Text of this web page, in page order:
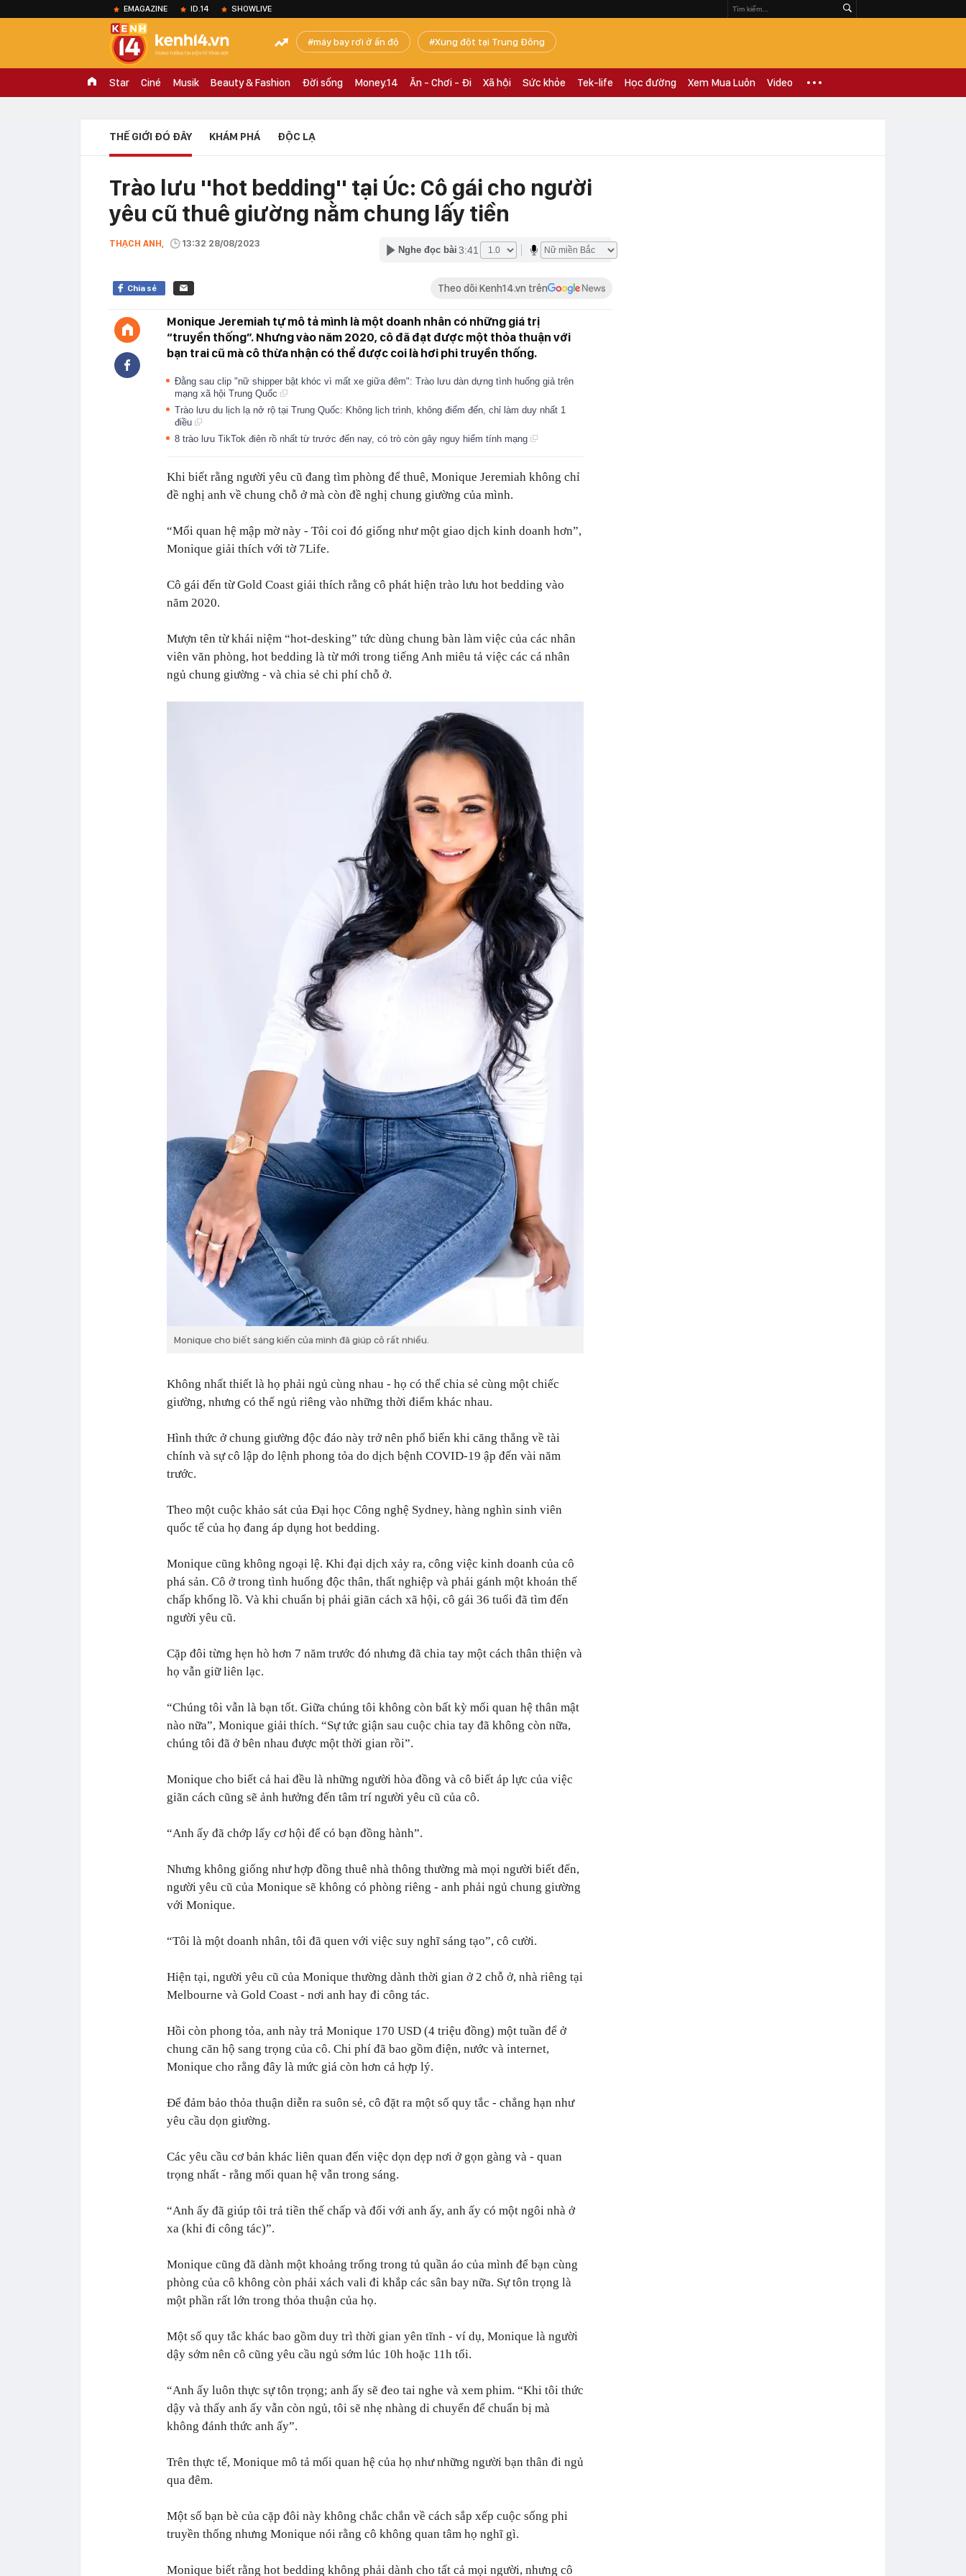
EMAGAZINE ID.14 SHOWLIVE
máy bay rơi ở ấn độ Xung đột tại Trung Đông
Star Ciné Musik Beauty & Fashion Đời sống Money.14 Ăn - Chơi - Đi Xã hội Sức khỏe Tek-life Học đường Xem Mua Luôn Video
THẾ GIỚI ĐÓ ĐÂY KHÁM PHÁ ĐỘC LẠ
Trào lưu ''hot bedding'' tại Úc: Cô gái cho người
yêu cũ thuê giường nằm chung lấy tiền
THẠCH ANH, 13:32 28/08/2023
Nghe đọc bài 3:41
Chia sẻ Theo dõi Kenh14.vn trên
Monique Jeremiah tự mô tả mình là một doanh nhân có những giá trị
“truyền thống”. Nhưng vào năm 2020, cô đã đạt được một thỏa thuận với
bạn trai cũ mà cô thừa nhận có thể được coi là hơi phi truyền thống.
Đằng sau clip "nữ shipper bật khóc vì mất xe giữa đêm": Trào lưu dàn dựng tình huống giả trên
mạng xã hội Trung Quốc
Trào lưu du lịch lạ nở rộ tại Trung Quốc: Không lịch trình, không điểm đến, chỉ làm duy nhất 1
điều
8 trào lưu TikTok điên rồ nhất từ trước đến nay, có trò còn gây nguy hiểm tính mạng
Khi biết rằng người yêu cũ đang tìm phòng để thuê, Monique Jeremiah không chỉ
đề nghị anh về chung chỗ ở mà còn đề nghị chung giường của mình.
“Mối quan hệ mập mờ này - Tôi coi đó giống như một giao dịch kinh doanh hơn”,
Monique giải thích với tờ 7Life.
Cô gái đến từ Gold Coast giải thích rằng cô phát hiện trào lưu hot bedding vào
năm 2020.
Mượn tên từ khái niệm “hot-desking” tức dùng chung bàn làm việc của các nhân
viên văn phòng, hot bedding là từ mới trong tiếng Anh miêu tả việc các cá nhân
ngủ chung giường - và chia sẻ chi phí chỗ ở.
Monique cho biết sáng kiến của mình đã giúp cô rất nhiều.
Không nhất thiết là họ phải ngủ cùng nhau - họ có thể chia sẻ cùng một chiếc
giường, nhưng có thể ngủ riêng vào những thời điểm khác nhau.
Hình thức ở chung giường độc đáo này trở nên phổ biến khi căng thẳng về tài
chính và sự cô lập do lệnh phong tỏa do dịch bệnh COVID-19 ập đến vài năm
trước.
Theo một cuộc khảo sát của Đại học Công nghệ Sydney, hàng nghìn sinh viên
quốc tế của họ đang áp dụng hot bedding.
Monique cũng không ngoại lệ. Khi đại dịch xảy ra, công việc kinh doanh của cô
phá sản. Cô ở trong tình huống độc thân, thất nghiệp và phải gánh một khoản thế
chấp khổng lồ. Và khi chuẩn bị phải giãn cách xã hội, cô gái 36 tuổi đã tìm đến
người yêu cũ.
Cặp đôi từng hẹn hò hơn 7 năm trước đó nhưng đã chia tay một cách thân thiện và
họ vẫn giữ liên lạc.
“Chúng tôi vẫn là bạn tốt. Giữa chúng tôi không còn bất kỳ mối quan hệ thân mật
nào nữa”, Monique giải thích. “Sự tức giận sau cuộc chia tay đã không còn nữa,
chúng tôi đã ở bên nhau được một thời gian rồi”.
Monique cho biết cả hai đều là những người hòa đồng và cô biết áp lực của việc
giãn cách cũng sẽ ảnh hưởng đến tâm trí người yêu cũ của cô.
“Anh ấy đã chớp lấy cơ hội để có bạn đồng hành”.
Nhưng không giống như hợp đồng thuê nhà thông thường mà mọi người biết đến,
người yêu cũ của Monique sẽ không có phòng riêng - anh phải ngủ chung giường
với Monique.
“Tôi là một doanh nhân, tôi đã quen với việc suy nghĩ sáng tạo”, cô cười.
Hiện tại, người yêu cũ của Monique thường dành thời gian ở 2 chỗ ở, nhà riêng tại
Melbourne và Gold Coast - nơi anh hay đi công tác.
Hồi còn phong tỏa, anh này trả Monique 170 USD (4 triệu đồng) một tuần để ở
chung căn hộ sang trọng của cô. Chi phí đã bao gồm điện, nước và internet,
Monique cho rằng đây là mức giá còn hơn cả hợp lý.
Để đảm bảo thỏa thuận diễn ra suôn sẻ, cô đặt ra một số quy tắc - chẳng hạn như
yêu cầu dọn giường.
Các yêu cầu cơ bản khác liên quan đến việc dọn dẹp nơi ở gọn gàng và - quan
trọng nhất - rằng mối quan hệ vẫn trong sáng.
“Anh ấy đã giúp tôi trả tiền thế chấp và đối với anh ấy, anh ấy có một ngôi nhà ở
xa (khi đi công tác)”.
Monique cũng đã dành một khoảng trống trong tủ quần áo của mình để bạn cùng
phòng của cô không còn phải xách vali đi khắp các sân bay nữa. Sự tôn trọng là
một phần rất lớn trong thỏa thuận của họ.
Một số quy tắc khác bao gồm duy trì thời gian yên tĩnh - ví dụ, Monique là người
dậy sớm nên cô cũng yêu cầu ngủ sớm lúc 10h hoặc 11h tối.
“Anh ấy luôn thực sự tôn trọng; anh ấy sẽ đeo tai nghe và xem phim. “Khi tôi thức
dậy và thấy anh ấy vẫn còn ngủ, tôi sẽ nhẹ nhàng di chuyển để chuẩn bị mà
không đánh thức anh ấy”.
Trên thực tế, Monique mô tả mối quan hệ của họ như những người bạn thân đi ngủ
qua đêm.
Một số bạn bè của cặp đôi này không chắc chắn về cách sắp xếp cuộc sống phi
truyền thống nhưng Monique nói rằng cô không quan tâm họ nghĩ gì.
Monique biết rằng hot bedding không phải dành cho tất cả mọi người, nhưng cô